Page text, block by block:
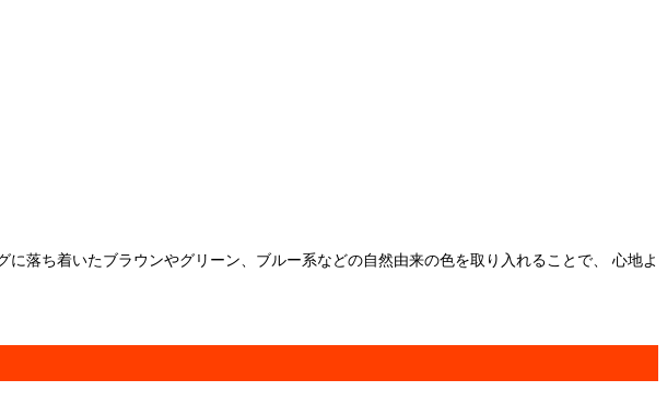
落ち着いたブラウンやグリーン、ブルー系などの自然由来の色を取り入れることで、 心地よ